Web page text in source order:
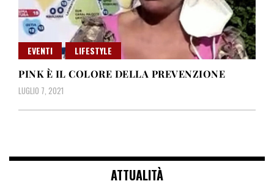
EVENTI
LIFESTYLE
PINK È IL COLORE DELLA PREVENZIONE
LUGLIO 7, 2021
ATTUALITÀ